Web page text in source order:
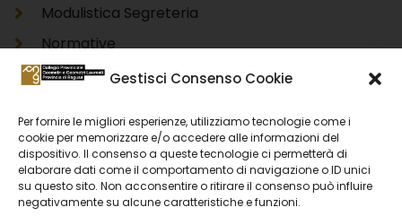
Gestisci Consenso Cookie
Per fornire le migliori esperienze, utilizziamo tecnologie come i
cookie per memorizzare e/o accedere alle informazioni del
dispositivo. Il consenso a queste tecnologie ci permetterà di
elaborare dati come il comportamento di navigazione o ID unici
su questo sito. Non acconsentire o ritirare il consenso può influire
negativamente su alcune caratteristiche e funzioni.
Modulistica Segreteria
Normative
Modello Unico Informatico Catastale DOCFA
Accertamento Proprietà Immobiliare Urbana
DOCFA
Accertamento Proprietà Immobiliare Urbana
PREGEO